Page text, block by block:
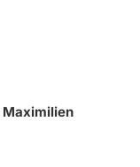
Maximilien